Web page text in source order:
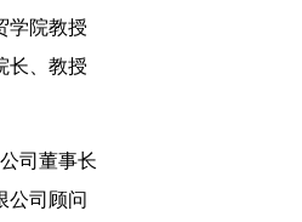
学院教授
长、教授
司董事长
公司顾问